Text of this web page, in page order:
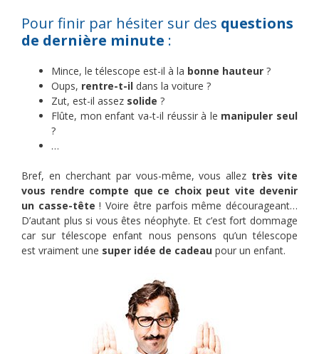
Pour finir par hésiter sur des questions
de dernière minute :
Mince, le télescope est-il à la bonne hauteur ?
Oups, rentre-t-il dans la voiture ?
Zut, est-il assez solide ?
Flûte, mon enfant va-t-il réussir à le manipuler seul
?
…
Bref, en cherchant par vous-même, vous allez très vite
vous rendre compte que ce choix peut vite devenir
un casse-tête ! Voire être parfois même décourageant…
D’autant plus si vous êtes néophyte. Et c’est fort dommage
car sur télescope enfant nous pensons qu’un télescope
est vraiment une super idée de cadeau pour un enfant.